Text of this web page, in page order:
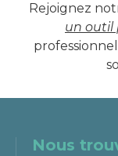
Rejoignez
un outil
Nous